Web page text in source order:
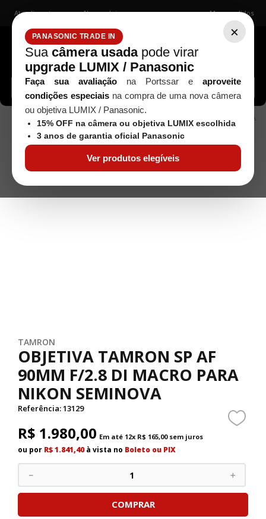
×
PANASONIC TRADE IN
Sua câmera usadapode virar
upgrade LUMIX / Panasonic
Faça sua avaliação na Portssar e aproveite
condições especiaisna compra de uma nova câmera
ou objetiva LUMIX / Panasonic.
15% OFF na câmera ou objetiva LUMIX escolhida
3 anos de garantia oficial Panasonic
Ver produtos elegíveis
Atendimento Nossas lojas Meus pedidos
Buscar câmeras, lentes, acessórios...
Seminovos Objetivas Nikon AF/AF-S
OBJETIVA
TAMRON SP AF 90MM F/2.8 DI MACRO PARA NIKON SEMINOVA
TAMRON
OBJETIVA TAMRON SP AF
90MM F/2.8 DI MACRO PARA
NIKON SEMINOVA
Referência:13129
R$ 1.980,00 Em até 12x R$ 165,00sem juros
ou por R$ 1.841,40à vista no Boleto ou PIX
＋
－
COMPRAR